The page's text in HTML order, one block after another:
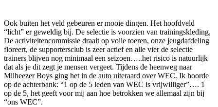
Ook buiten het veld gebeuren er mooie dingen. Het hoofdveld
“licht” er geweldig bij. De selectie is voorzien van trainingskleding,
De activiteitencommissie draait op volle toeren, onze jeugdafdeling
floreert, de supportersclub is zeer actief en alle vier de selectie
trainers blijven nog minimaal een seizoen…..het risico is natuurlijk
dat als je dit zegt je mensen vergeet. Tijdens de heenweg naar
Milheezer Boys ging het in de auto uiteraard over WEC. Ik hoorde
op de achterbank: “1 op de 5 leden van WEC is vrijwilliger”…. 1
op de 5, het geeft voor mij aan hoe betrokken we allemaal zijn bij
“ons WEC”.